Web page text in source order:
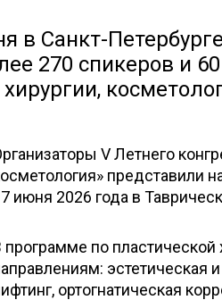
в Санкт-
270 спикеров и
V Летнего
представили
июня 2026 года в
программе по
эстетическая
ортогнатическая